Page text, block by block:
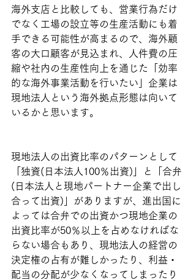
海外支店と比較しても、営業行為だけ
でなく工場の設立等の生産活動にも着
手できる可能性が高まるので、海外顧
客の大口顧客が見込まれ、人件費の圧
縮や社内の生産性向上を通じた「効率
的な海外事業活動を行いたい」企業は
現地法人という海外拠点形態は向いて
いるかと思います。
現地法人の出資比率のパターンとして
「独資(日本法人100％出資)」と「合弁
(日本法人と現地パートナー企業で出し
合って出資)」がありますが、進出国に
よっては合弁での出資かつ現地企業の
出資比率が50％以上を占めなければな
らない場合もあり、現地法人の経営の
決定権の占有が難しかったり、利益・
配当の分配が少なくなってしまったり